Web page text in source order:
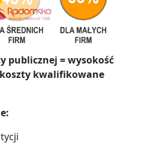
publicznej = wysokość
kwalifikowane